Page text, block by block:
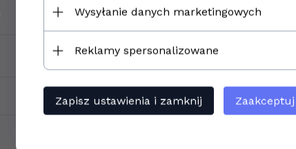
Wysyłanie danych marketingowych
Reklamy spersonalizowane
Zapisz ustawienia i zamknij